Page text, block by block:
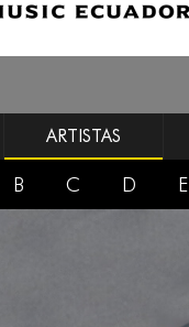
ARTISTAS
B C D E